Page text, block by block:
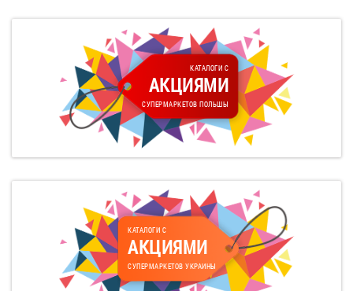
КАТАЛОГИ С
АКЦИЯМИ
СУПЕРМАРКЕТОВ ПОЛЬШЫ
КАТАЛОГИ С
АКЦИЯМИ
СУПЕРМАРКЕТОВ УКРАИНЫ